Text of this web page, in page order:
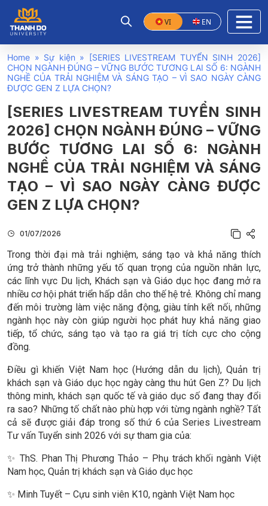
VI EN
Home » Sự kiện »
[SERIES LIVESTREAM TUYỂN SINH 2026]
CHỌN NGÀNH ĐÚNG – VỮNG BƯỚC TƯƠNG LAI SỐ 6: NGÀNH
NGHỀ CỦA TRẢI NGHIỆM VÀ SÁNG TẠO – VÌ SAO NGÀY CÀNG
ĐƯỢC GEN Z LỰA CHỌN?
[SERIES LIVESTREAM TUYỂN SINH
2026] CHỌN NGÀNH ĐÚNG – VỮNG
BƯỚC TƯƠNG LAI SỐ 6: NGÀNH
NGHỀ CỦA TRẢI NGHIỆM VÀ SÁNG
TẠO – VÌ SAO NGÀY CÀNG ĐƯỢC
GEN Z LỰA CHỌN?
01/07/2026
Trong thời đại mà trải nghiệm, sáng tạo và khả năng thích
ứng trở thành những yếu tố quan trọng của nguồn nhân lực,
các lĩnh vực Du lịch, Khách sạn và Giáo dục học đang mở ra
nhiều cơ hội phát triển hấp dẫn cho thế hệ trẻ. Không chỉ mang
đến môi trường làm việc năng động, giàu tính kết nối, những
ngành học này còn giúp người học phát huy khả năng giao
tiếp, tổ chức, sáng tạo và tạo ra giá trị tích cực cho cộng
đồng.
Điều gì khiến Việt Nam học (Hướng dẫn du lịch), Quản trị
khách sạn và Giáo dục học ngày càng thu hút Gen Z? Du lịch
thông minh, khách sạn quốc tế và giáo dục số đang thay đổi
ra sao? Những tố chất nào phù hợp với từng ngành nghề? Tất
cả sẽ được giải đáp trong số thứ 6 của Series Livestream
Tư vấn Tuyển sinh 2026 với sự tham gia của:
✨ ThS. Phan Thị Phương Thảo – Phụ trách khối ngành Việt
Nam học, Quản trị khách sạn và Giáo dục học
✨ Minh Tuyết – Cựu sinh viên K10, ngành Việt Nam học